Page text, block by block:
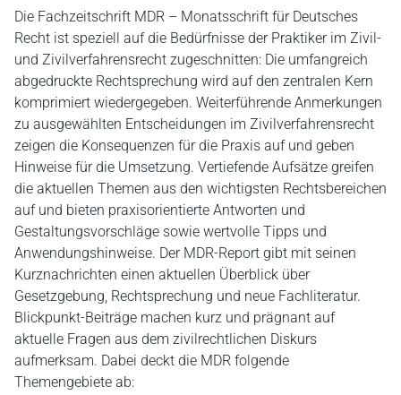
Die Fachzeitschrift MDR – Monatsschrift für Deutsches
Recht ist speziell auf die Bedürfnisse der Praktiker im Zivil-
und Zivilverfahrensrecht zugeschnitten: Die umfangreich
abgedruckte Rechtsprechung wird auf den zentralen Kern
komprimiert wiedergegeben. Weiterführende Anmerkungen
zu ausgewählten Entscheidungen im Zivilverfahrensrecht
zeigen die Konsequenzen für die Praxis auf und geben
Hinweise für die Umsetzung. Vertiefende Aufsätze greifen
die aktuellen Themen aus den wichtigsten Rechtsbereichen
auf und bieten praxisorientierte Antworten und
Gestaltungsvorschläge sowie wertvolle Tipps und
Anwendungshinweise. Der MDR-Report gibt mit seinen
Kurznachrichten einen aktuellen Überblick über
Gesetzgebung, Rechtsprechung und neue Fachliteratur.
Blickpunkt-Beiträge machen kurz und prägnant auf
aktuelle Fragen aus dem zivilrechtlichen Diskurs
aufmerksam. Dabei deckt die MDR folgende
Themengebiete ab: